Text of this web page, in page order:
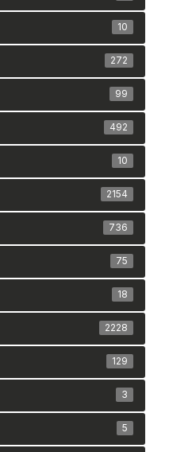
10
272
99
492
10
2154
736
75
18
2228
129
3
5